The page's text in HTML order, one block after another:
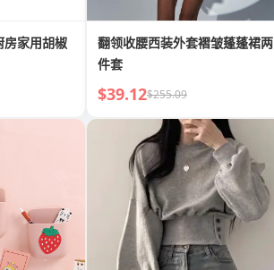
房家用胡椒
翻领收腰西装外套褶皱蓬蓬裙两
件套
$39.12$255.09